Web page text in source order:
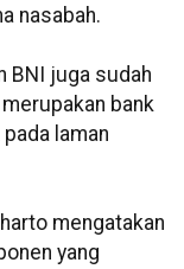
nasabah.
BNI juga sudah
bank
laman
mengatakan
yang